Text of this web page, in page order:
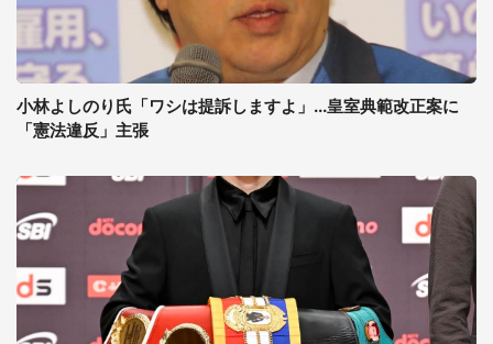
小林よしのり氏「ワシは提訴しますよ」...皇室典範改正案に
「憲法違反」主張